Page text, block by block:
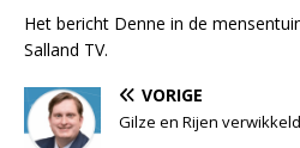
Het bericht Denne in de
Salland TV.
VORIGE
Gilze en Rijen